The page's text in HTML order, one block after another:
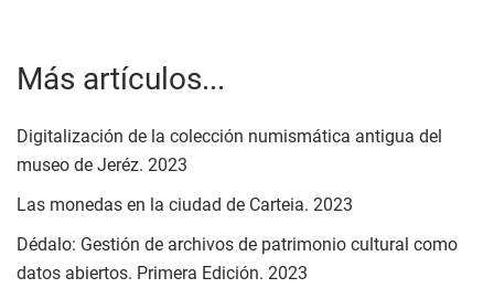
Más artículos...
Digitalización de la colección numismática antigua del
museo de Jeréz. 2023
Las monedas en la ciudad de Carteia. 2023
Dédalo: Gestión de archivos de patrimonio cultural como
datos abiertos. Primera Edición. 2023